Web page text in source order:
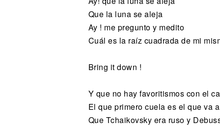
Que la luna se aleja
Ay ! me pregunto y medito
Cuál es la raíz cuadrada de mi
Bring it down !
Y que no hay favoritismos con el
El que primero cuela es el que va
Que Tchaikovsky era ruso y